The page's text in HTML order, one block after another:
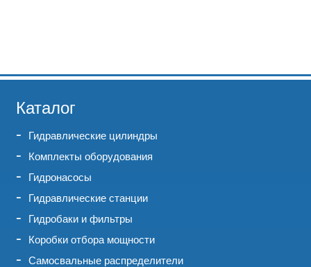
Каталог
Гидравлические цилиндры
Комплекты оборудования
Гидронасосы
Гидравлические станции
Гидробаки и фильтры
Коробки отбора мощности
Самосвальные распределители